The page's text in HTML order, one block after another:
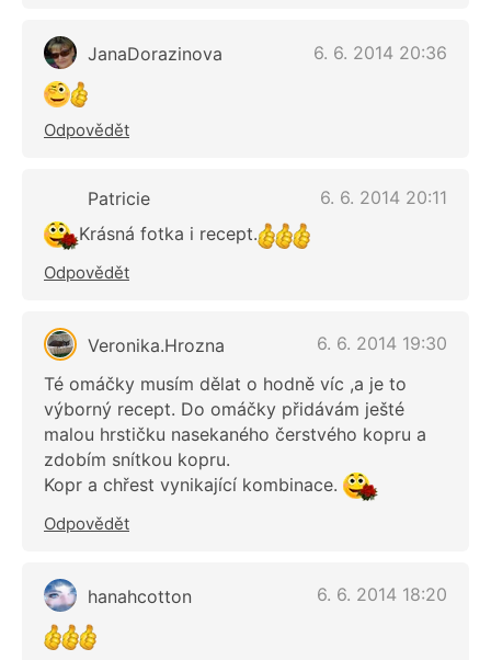
JanaDorazinova 6. 6. 2014 20:36
Odpovědět
Patricie
6. 6. 2014 20:11
Krásná fotka i recept.
Odpovědět
Veronika.Hrozna
6. 6. 2014 19:30
Té omáčky musím dělat o hodně víc ,a je to
výborný recept. Do omáčky přidávám ješté
malou hrstičku nasekaného čerstvého kopru a
zdobím snítkou kopru.
Kopr a chřest vynikající kombinace.
Odpovědět
hanahcotton 6. 6. 2014 18:20